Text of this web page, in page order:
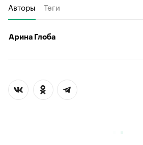
Авторы Теги
Арина Глоба